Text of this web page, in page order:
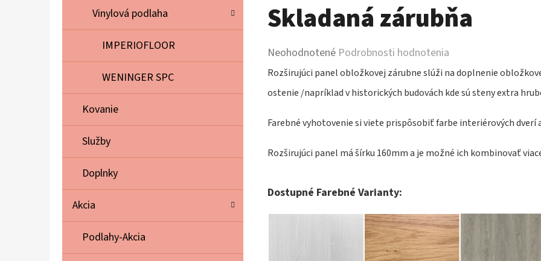
Vinylová podlaha
IMPERIOFLOOR
WENINGER SPC
Kovanie
Služby
Doplnky
Akcia
Podlahy-Akcia
Skladaná zárubňa
Priemerné
hodnotenie
produktu
z
hviezdičiek.
Neohodnotené Podrobnosti hodnotenia
Rozširujúci panel obložkovej zárubne slúži na doplnenie
ostenie /napríklad v historických budovách kde sú steny extra
Farebné vyhotovenie si viete prispôsobiť farbe interiérových dverí
Rozširujúci panel má šírku 160mm a je možné ich kombinovať
Dostupné Farebné Varianty: